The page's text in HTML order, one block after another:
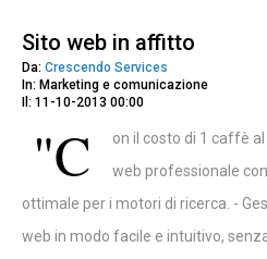
Sito web in affitto
Da: Crescendo Services
In: Marketing e comunicazione
Il: 11-10-2013 00:00
"C
on il costo di 1 caffè
web professionale
ottimale per i motori di ricerca. -
web in modo facile e intuitivo,